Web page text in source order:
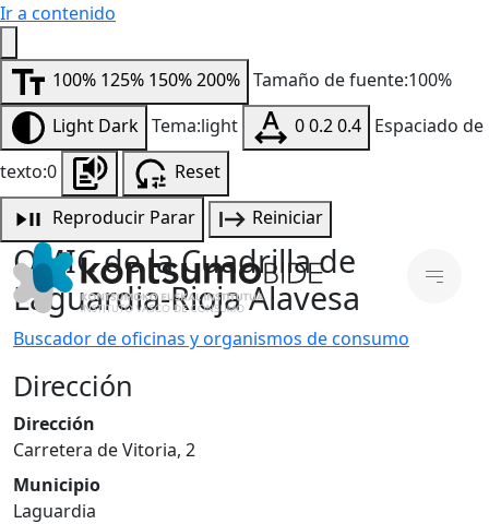
Ir a contenido
100% 125% 150%200% Tamaño de fuente:100%
Light Dark Tema:light 00.20.4 Espaciado de
texto:0
Reset
Reproducir Parar Reiniciar
OMIC de la Cuadrilla de
Laguardia-Rioja Alavesa
Buscador de oficinas y organismos de consumo
Dirección
Dirección
Carretera de Vitoria, 2
Municipio
Laguardia